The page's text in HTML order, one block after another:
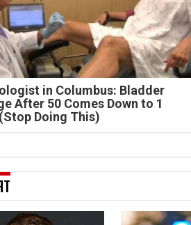
in Columbus: Bladder
After 50 Comes Down to 1
Doing This)